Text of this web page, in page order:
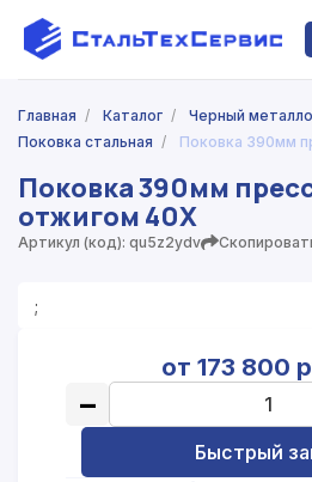
Главная / Каталог / Черный
Поковка стальная / Поковка 390мм
Поковка 390мм
отжигом 40Х
Артикул (код): qu5z2ydv
;
от 173 800
−
Быстрый